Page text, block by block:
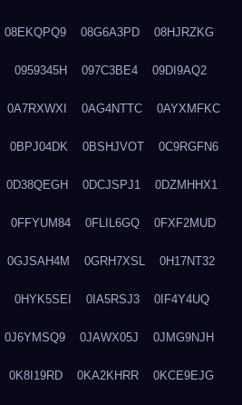
08EKQPQ9 08G6A3PD 08HJRZKG
0959345H 097C3BE4 09DI9AQ2
0A7RXWXI 0AG4NTTC 0AYXMFKC
0BPJ04DK 0BSHJVOT 0C9RGFN6
0D38QEGH 0DCJSPJ1 0DZMHHX1
0FFYUM84 0FLIL6GQ 0FXF2MUD
0GJSAH4M 0GRH7XSL 0H17NT32
0HYK5SEI 0IA5RSJ3 0IF4Y4UQ
0J6YMSQ9 0JAWX05J 0JMG9NJH
0K8I19RD 0KA2KHRR 0KCE9EJG